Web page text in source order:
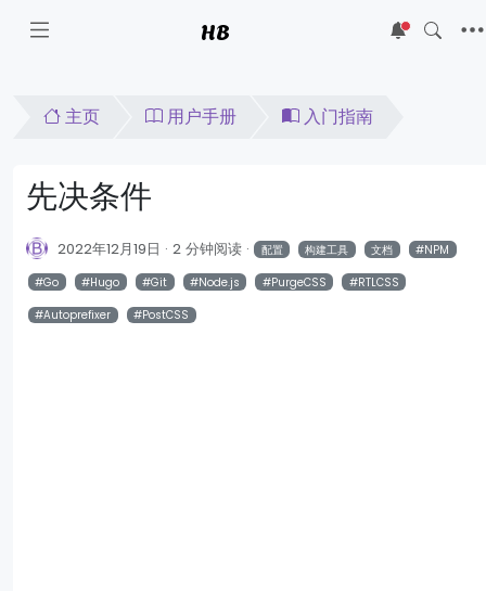
HB 5
主页 用户手册 入门指南
先决条件
2022年12月19日 2 分钟阅读 配置 构建工具 文档 NPM
Go Hugo Git Node.js PurgeCSS RTLCSS
Autoprefixer PostCSS